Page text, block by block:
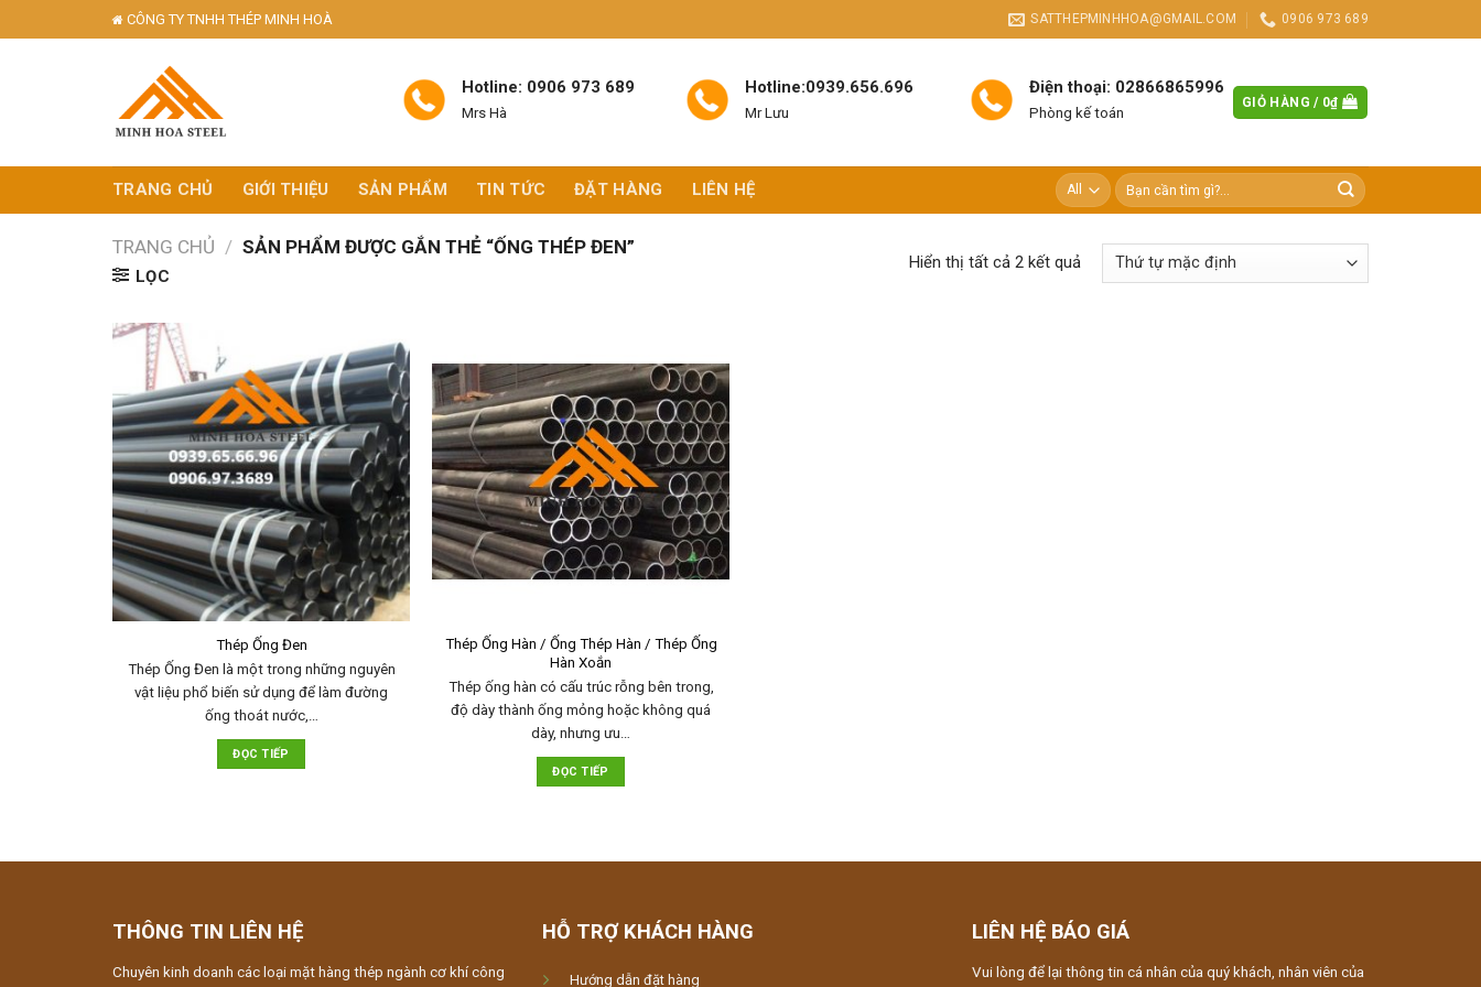
to
CÔNG TY TNHH THÉP MINH HOÀ SATTHEPMINHHOA@GMAIL.COM 0906 973 689
Hotline: 0906 973 689
Mrs Hà
Hotline:0939.656.696
Mr Lưu
Điện thoại: 02866865996
Phòng kế toán
GIỎ HÀNG / 0₫
TRANG CHỦ GIỚI THIỆU SẢN PHẨM TIN TỨC ĐẶT HÀNG LIÊN HỆ
Tìm
kiếm:
TRANG CHỦ / SẢN PHẨM ĐƯỢC GẮN THẺ “ỐNG THÉP ĐEN”
LỌC
Hiển thị tất cả 2 kết quả
Thép Ống Đen
Thép Ống Đen là một trong những nguyên
vật liệu phổ biến sử dụng để làm đường
ống thoát nước,…
ĐỌC TIẾP
Thép Ống Hàn / Ống Thép Hàn / Thép Ống
Hàn Xoắn
Thép ống hàn có cấu trúc rỗng bên trong,
độ dày thành ống mỏng hoặc không quá
dày, nhưng ưu…
ĐỌC TIẾP
THÔNG TIN LIÊN HỆ
Chuyên kinh doanh các loại mặt hàng thép ngành cơ khí công
HỖ TRỢ KHÁCH HÀNG
Hướng dẫn đặt hàng
LIÊN HỆ BÁO GIÁ
Vui lòng để lại thông tin cá nhân của quý khách, nhân viên của